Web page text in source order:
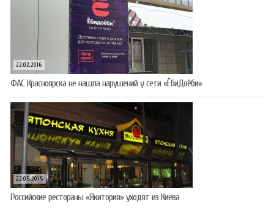
22.02.2016
ФАС Красноярска не нашла нарушений у сети «ЁбиДоёби»
22.05.2015
Российские рестораны «Якитория» уходят из Киева